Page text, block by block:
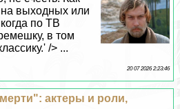
на выходных или
по ТВ
в том
/> ...
20 07 2026 2:23:46
актеры и роли,